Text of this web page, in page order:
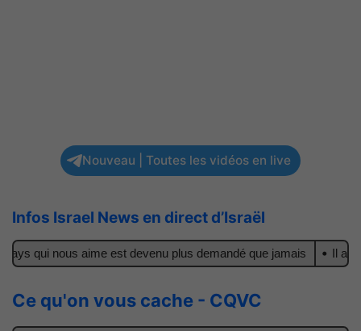
Nouveau | Toutes les vidéos en live
Infos Israel News en direct d’Israël
qui nous aime est devenu plus demandé que jamais Il
Ce qu'on vous cache - CQVC